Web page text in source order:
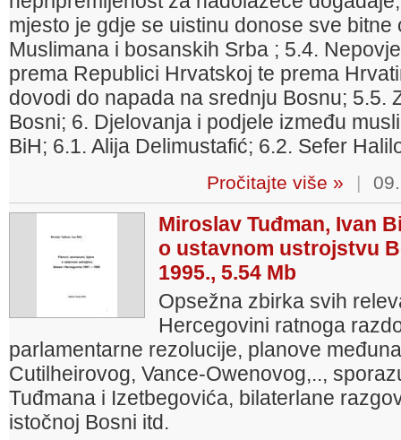
mjesto je gdje se uistinu donose sve
Muslimana i bosanskih Srba ; 5.4.
prema Republici Hrvatskoj te prema
dovodi do napada na srednju Bosnu; 5.5.
Bosni; 6. Djelovanja i podjele između
BiH; 6.1. Alija Delimustafić; 6.2. Sefer
Pročitajte više » |
Miroslav Tuđman, Ivan
o ustavnom ustrojstvu
1995., 5.54 Mb
Opsežna zbirka svih
Hercegovini ratnoga
parlamentarne rezolucije, planove
Cutilheirovog, Vance-Owenovog,..,
Tuđmana i Izetbegovića, bilaterlane
istočnoj Bosni itd.